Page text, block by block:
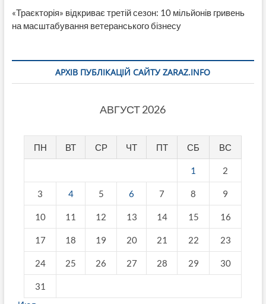
«Траєкторія» відкриває третій сезон: 10 мільйонів гривень
на масштабування ветеранського бізнесу
АРХІВ ПУБЛІКАЦІЙ САЙТУ ZARAZ.INFO
АВГУСТ 2026
ПН ВТ СР ЧТ ПТ СБ ВС
1 2
3 4 5 6 7 8 9
10 11 12 13 14 15 16
17 18 19 20 21 22 23
24 25 26 27 28 29 30
31